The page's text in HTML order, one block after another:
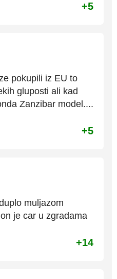
+5
pokupili iz EU to
gluposti ali kad
Zanzibar model....
+5
muljazom
je car u zgradama
+14